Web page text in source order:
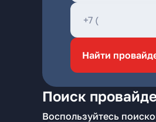
Найти
Поиск
Воспользуйтесь